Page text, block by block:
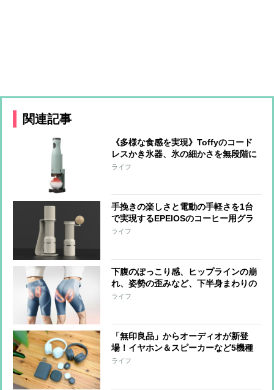
関連記事
《多様な食感を実現》Toffyのコード
レスかき氷器、氷の細かさを無段階に
調整可能 冷製パスタ、そうめん、サ
ライフ
手挽きの楽しさと電動の手軽さを1台
で実現するEPEIOSのコーヒー用グラ
インダー『Essence Duo』 世界一の
ライフ
下腹のぽっこり感、ヒップラインの崩
れ、姿勢の歪みなど、下半身まわりの
悩みに、はくだけでアプローチするシ
ライフ
「無印良品」からオーディオが新登
場！イヤホン＆スピーカーなど5機種
をひと足先に体験
ライフ